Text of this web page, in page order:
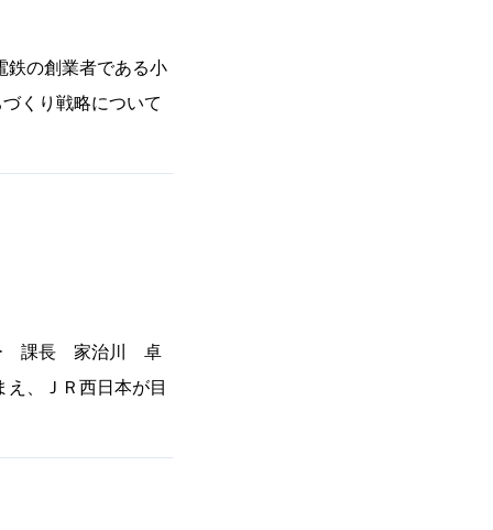
の創業者である小
くり戦略について
ー 課長 家治川 卓
、ＪＲ西日本が目